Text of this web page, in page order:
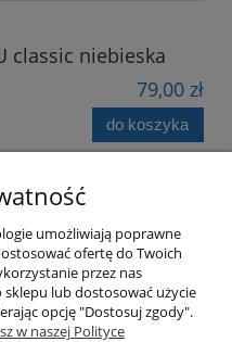
classic niebieska
79,00 zł
do koszyka
umożliwiają poprawne
ofertę do Twoich
przez nas
lub dostosować użycie
opcję "Dostosuj zgody".
w naszej Polityce